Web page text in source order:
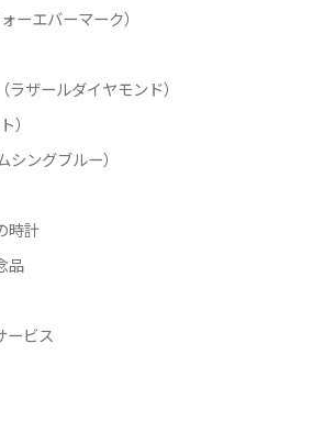
ーエバーマーク）
ザールダイヤモンド）
）
ングブルー）
時計
品
ービス